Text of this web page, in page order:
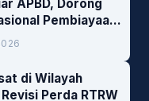
APBD, Dorong
Pembiayaan
di Wilayah
Perda RTRW